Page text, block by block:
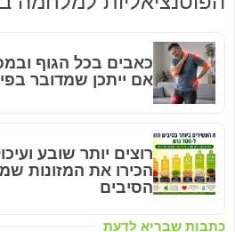
כתבות שבריא לדעת
כאבים בכל הגוף
אם ייתכן שמדובר
רוצים יותר שובע
הכירו את המזונות
הסיבים